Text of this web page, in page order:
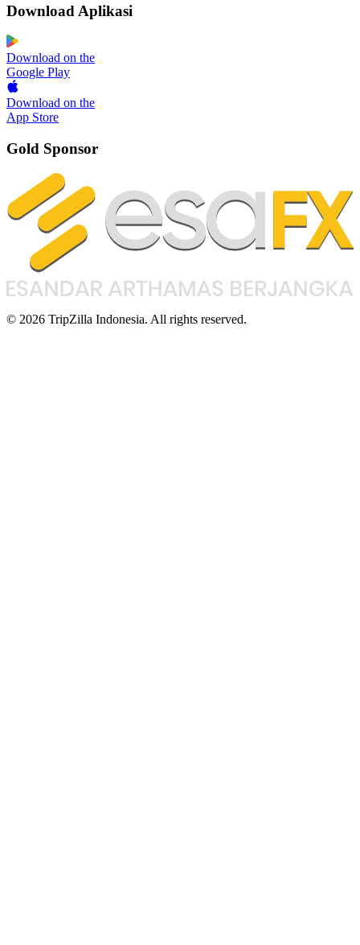
Download Aplikasi
Download on the
Google Play
Download on the
App Store
Gold Sponsor
© 2026 TripZilla Indonesia. All rights reserved.